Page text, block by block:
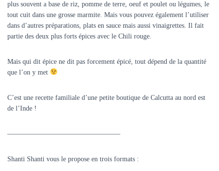
plus souvent a base de riz, pomme de terre, oeuf et poulet ou légumes, le
tout cuit dans une grosse marmite. Mais vous pouvez également l’utiliser
dans d’autres préparations, plats en sauce mais aussi vinaigrettes. Il fait
partie des deux plus forts épices avec le Chili rouge.
Mais qui dit épice ne dit pas forcement épicé, tout dépend de la quantité
que l’on y met
C’est une recette familiale d’une petite boutique de Calcutta au nord est
de l’Inde !
————————————————–
Shanti Shanti vous le propose en trois formats :